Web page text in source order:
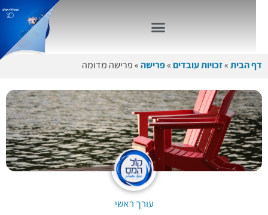
דף הבית»זכויות עובדים»פרישה»פרישה מדומה
עורך ראשי